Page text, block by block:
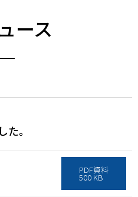
ース
。
PDF資料
500 KB